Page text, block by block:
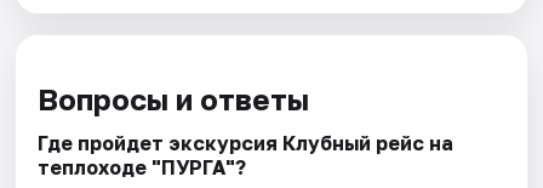
Вопросы и ответы
Где пройдет экскурсия Клубный рейс на
теплоходе "ПУРГА"?